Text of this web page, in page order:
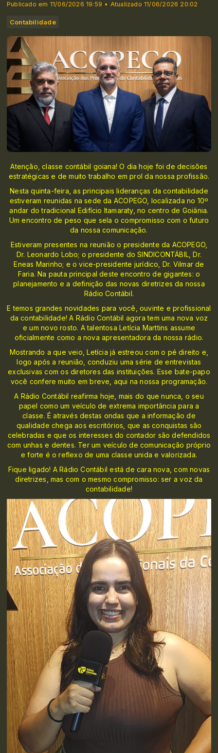
Publicado em 11/06/2026 19:59 • Atualizado 11/06/2026 20:02
Contabilidade
Atenção, classe contábil goiana! O dia hoje foi de decisões
estratégicas e de muito trabalho em prol da nossa profissão.
Nesta quinta-feira, as principais lideranças da contabilidade
estiveram reunidas na sede da ACOPEGO, localizada no 10º
andar do tradicional Edifício Itamaraty, no centro de Goiânia.
Um encontro de peso que sela o compromisso com o futuro
da nossa comunicação.
Estiveram presentes na reunião o presidente da ACOPEGO,
Dr. Leonardo Lobo; o presidente do SINDICONTÁBIL, Dr.
Eneas Marinho; e o vice-presidente jurídico, Dr. Vilmar de
Faria. Na pauta principal deste encontro de gigantes: o
planejamento e a definição das novas diretrizes da nossa
Rádio Contábil.
E temos grandes novidades para você, ouvinte e profissional
da contabilidade! A Rádio Contábil agora tem uma nova voz
e um novo rosto. A talentosa Letícia Marttins assume
oficialmente como a nova apresentadora da nossa rádio.
Mostrando a que veio, Letícia já estreou com o pé direito e,
logo após a reunião, conduziu uma série de entrevistas
exclusivas com os diretores das instituições. Esse bate-papo
você confere muito em breve, aqui na nossa programação.
A Rádio Contábil reafirma hoje, mais do que nunca, o seu
papel como um veículo de extrema importância para a
classe. É através destas ondas que a informação de
qualidade chega aos escritórios, que as conquistas são
celebradas e que os interesses do contador são defendidos
com unhas e dentes. Ter um veículo de comunicação próprio
e forte é o reflexo de uma classe unida e valorizada.
Fique ligado! A Rádio Contábil está de cara nova, com novas
diretrizes, mas com o mesmo compromisso: ser a voz da
contabilidade!